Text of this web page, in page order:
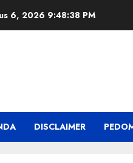
6, 2026 9:48:39 PM
DISCLAIMER